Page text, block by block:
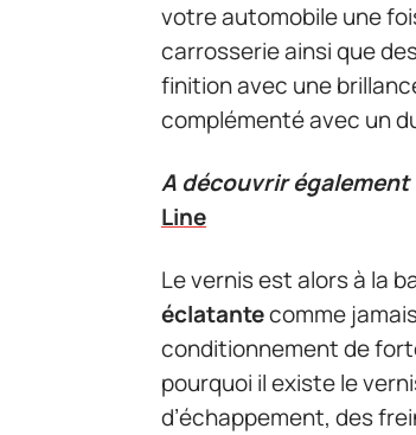
votre automobile une
carrosserie ainsi que
finition avec une
complémenté avec un
A découvrir également
Line
Le vernis est alors à la
éclatantecomme
conditionnement de
pourquoi il existe le
d’échappement, des